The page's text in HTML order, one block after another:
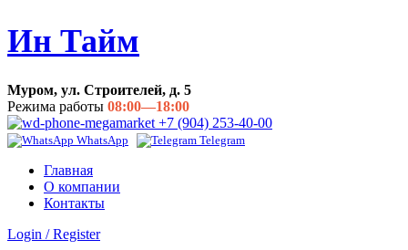
Ин Тайм
Муром, ул. Строителей, д. 5
Режима работы 08:00—18:00
+7 (904) 253-40-00
WhatsApp Telegram
Главная
О компании
Контакты
Login / Register